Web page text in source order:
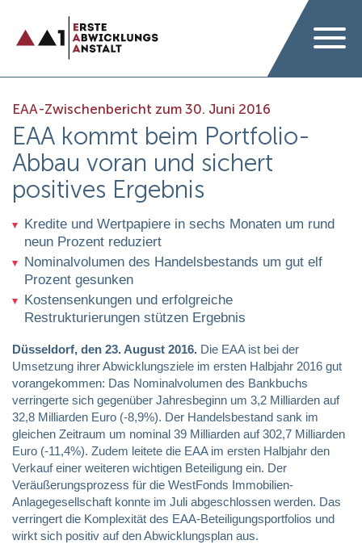
EAA-Zwischenbericht zum 30. Juni 2016
EAA kommt beim Portfolio-
Abbau voran und sichert
positives Ergebnis
Kredite und Wertpapiere in sechs Monaten um rund
neun Prozent reduziert
Nominalvolumen des Handelsbestands um gut elf
Prozent gesunken
Kostensenkungen und erfolgreiche
Restrukturierungen stützen Ergebnis
Düsseldorf, den 23. August 2016. Die EAA ist bei der
Umsetzung ihrer Abwicklungsziele im ersten Halbjahr 2016 gut
vorangekommen: Das Nominalvolumen des Bankbuchs
verringerte sich gegenüber Jahresbeginn um 3,2 Milliarden auf
32,8 Milliarden Euro (-8,9%). Der Handelsbestand sank im
gleichen Zeitraum um nominal 39 Milliarden auf 302,7 Milliarden
Euro (-11,4%). Zudem leitete die EAA im ersten Halbjahr den
Verkauf einer weiteren wichtigen Beteiligung ein. Der
Veräußerungsprozess für die WestFonds Immobilien-
Anlagegesellschaft konnte im Juli abgeschlossen werden. Das
verringert die Komplexität des EAA-Beteiligungsportfolios und
wirkt sich positiv auf den Abwicklungsplan aus.